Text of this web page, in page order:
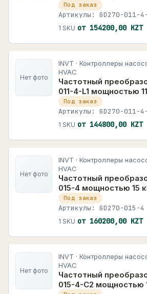
Под заказ
Артикулы: GD270-011-
1 SKU от 154200,00 KZT
Нет фото
INVT · Контроллеры
HVAC
Частотный
011-4-L1 мощностью
Под заказ
Артикулы: GD270-011-
1 SKU от 144800,00 KZT
Нет фото
INVT · Контроллеры
HVAC
Частотный
015-4 мощностью 15
Под заказ
Артикулы: GD270-015-4
1 SKU от 160200,00 KZT
Нет фото
INVT · Контроллеры
HVAC
Частотный
015-4-C2 мощностью